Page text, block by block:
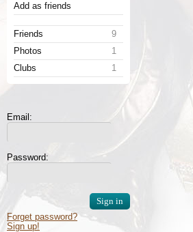
Add as friends
9
Friends
1
Photos
1
Clubs
Email:
Password:
Forget password?
Sign up!